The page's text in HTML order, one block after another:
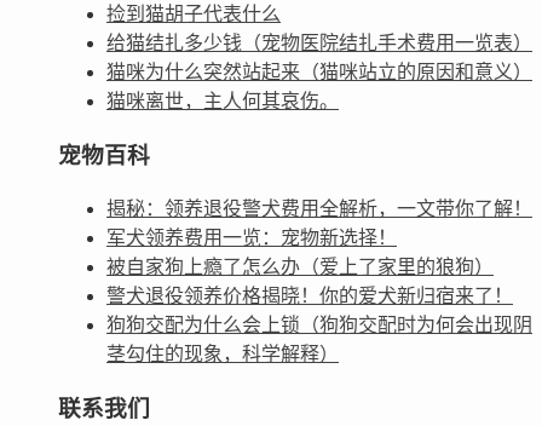
捡到猫胡子代表什么
给猫结扎多少钱（宠物医院结扎手术费用一览表）
猫咪为什么突然站起来（猫咪站立的原因和意义）
猫咪离世，主人何其哀伤。
宠物百科
揭秘：领养退役警犬费用全解析，一文带你了解！
军犬领养费用一览：宠物新选择！
被自家狗上瘾了怎么办（爱上了家里的狼狗）
警犬退役领养价格揭晓！你的爱犬新归宿来了！
狗狗交配为什么会上锁（狗狗交配时为何会出现阴
茎勾住的现象，科学解释）
联系我们